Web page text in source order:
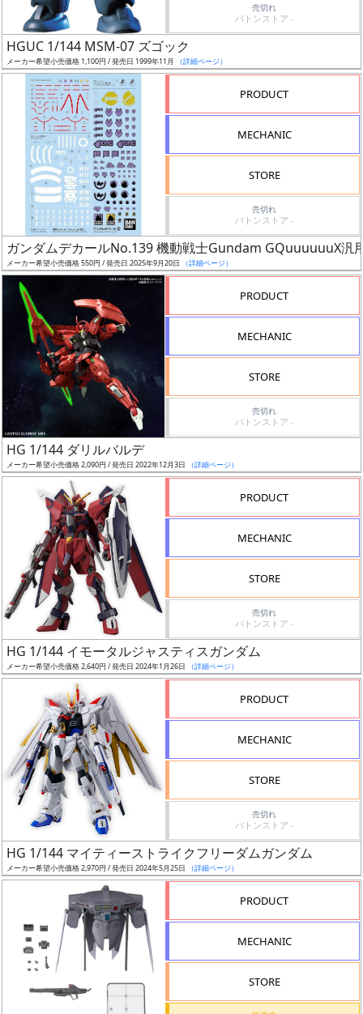
グ
レ
ー
シ
リ
ー
ズ・
タ
状
況
売
切
開
始
前
抽
選
中
売切れ
バトンストア -
HGUC 1/144 MSM-07 ズゴック
メーカー希望小売価格 1,100円 / 発売日 1999年11月 （詳細ページ）
PRODUCT
MECHANIC
STORE
売切れ
バトンストア -
ガンダムデカールNo.139 機動戦士Gundam GQuuuuuuX汎
メーカー希望小売価格 550円 / 発売日 2025年9月20日 （詳細ページ）
PRODUCT
MECHANIC
STORE
売切れ
バトンストア -
HG 1/144 ダリルバルデ
メーカー希望小売価格 2,090円 / 発売日 2022年12月3日 （詳細ページ）
PRODUCT
MECHANIC
STORE
売切れ
バトンストア -
HG 1/144 イモータルジャスティスガンダム
メーカー希望小売価格 2,640円 / 発売日 2024年1月26日 （詳細ページ）
PRODUCT
MECHANIC
STORE
売切れ
バトンストア -
HG 1/144 マイティーストライクフリーダムガンダム
メーカー希望小売価格 2,970円 / 発売日 2024年5月25日 （詳細ページ）
PRODUCT
MECHANIC
STORE